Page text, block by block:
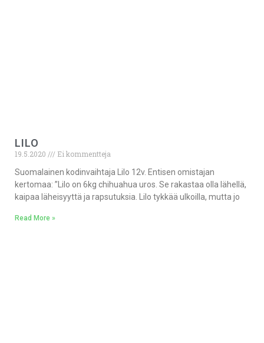
LILO
19.5.2020
Ei kommentteja
Suomalainen kodinvaihtaja Lilo 12v. Entisen omistajan
kertomaa: ”Lilo on 6kg chihuahua uros. Se rakastaa olla lähellä,
kaipaa läheisyyttä ja rapsutuksia. Lilo tykkää ulkoilla, mutta jo
Read More »